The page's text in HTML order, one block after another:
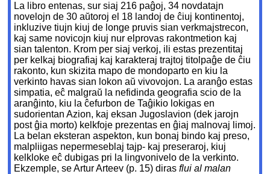
La libro entenas, sur siaj 216 paĝoj, 34 novdatajn
novelojn de 30 aŭtoroj el 18 landoj de ĉiuj kontinentoj,
inkluzive tiujn kiuj de longe pruvis sian verkmajstrecon,
kaj same novicojn kiuj nur elprovas rakontmetion kaj
sian talenton. Krom per siaj verkoj, ili estas prezentitaj
per kelkaj biografiaj kaj karakteraj trajtoj titolpaĝe de ĉiu
rakonto, kun skizita mapo de mondoparto en kiu la
verkinto havas sian lokon aŭ vivovojon. La aranĝo estas
simpatia, eĉ malgraŭ la nefidinda geografia scio de la
aranĝinto, kiu la ĉefurbon de Taĝikio lokigas en
sudorientan Azion, kaj eksan Jugoslavion (dek jarojn
post ĝia morto) kelkfoje prezentas en ĝiaj malnovaj limoj.
La belan eksteran aspekton, kun bonaj bindo kaj preso,
malpliigas nepermeseblaj tajp- kaj preseraroj, kiuj
kelkloke eĉ dubigas pri la lingvonivelo de la verkinto.
Ekzemple, se Artur Arteev (p. 15) diras flui al malan